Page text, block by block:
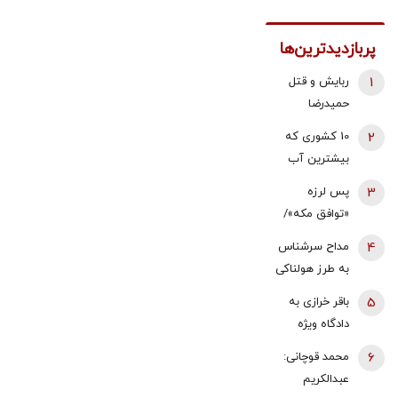
پربازدیدترین‌ها
ربایش و قتل
حمیدرضا
شد/ ارسال
ویدئویی از
لحظه قتل او
برای
1
10 کشوری که
بیشترین آب
دارند
2
پس لرزه
«توافق مکه»/
داد: بر علیه
ایران نیست
3
مداح سرشناس
به طرز هولناکی
فیلم جنایت
برای خانواده
ارسال شد
4
باقر خرازی به
دادگاه ویژه
شد/ جهانگیر:
اگر در دادگاه
5
محمد قوچانی:
عبدالکریم
6